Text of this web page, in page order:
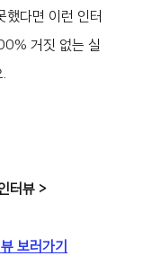
했다면 이런 인터
거짓 없는 실
터뷰 >
보러가기